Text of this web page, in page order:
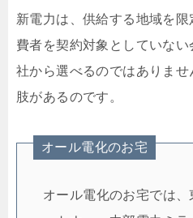
新電力は、供給する地域を
費者を契約対象としていな
社から選べるのではありま
肢があるのです。
オール電化のお宅
オール電化のお宅では